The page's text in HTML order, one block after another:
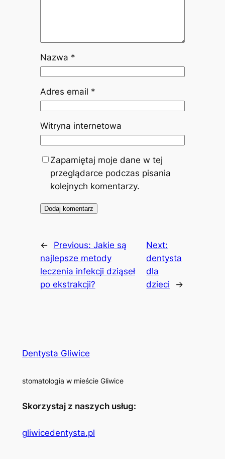
Nazwa *
Adres email *
Witryna internetowa
Zapamiętaj moje dane w tej
przeglądarce podczas pisania
kolejnych komentarzy.
← Previous: Jakie są
najlepsze metody
leczenia infekcji dziąseł
po ekstrakcji?
Next:
dentysta
dla
dzieci
→
Dentysta Gliwice
stomatologia w mieście Gliwice
Skorzystaj z naszych usług:
gliwicedentysta.pl